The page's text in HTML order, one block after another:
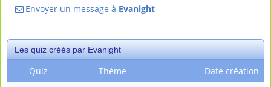
Envoyer un message à Evanight
Les quiz créés par Evanight
Quiz Thème
Date création